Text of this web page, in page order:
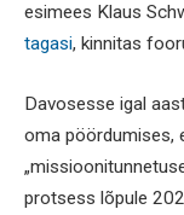
esimees Klaus
tagasi, kinnitas
Davosesse igal
oma pöördumises,
protsess lõpule